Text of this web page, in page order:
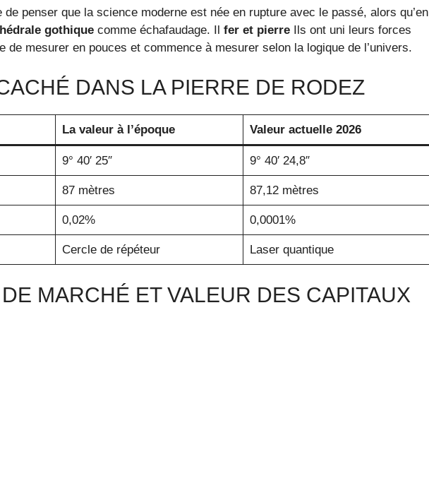
de penser que la science moderne est née en rupture avec le passé, alors qu’en
gothique comme échafaudage. Il fer et pierre Ils ont uni leurs forces
de mesurer en pouces et commence à mesurer selon la logique de l’univers.
DANS LA PIERRE DE RODEZ
La valeur à l’époque Valeur actuelle 2026
9° 40′ 25″ 9° 40′ 24,8″
87 mètres 87,12 mètres
0,02% 0,0001%
Cercle de répéteur Laser quantique
MARCHÉ ET VALEUR DES CAPITAUX